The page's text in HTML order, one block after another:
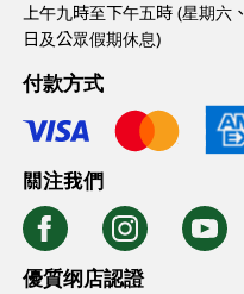
上午九時至下午五時 (星期六、
日及公眾假期休息)
付款方式
關注我們
優質纲店認證